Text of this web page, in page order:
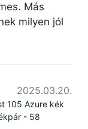
Más
milyen jól
2025.03.20.
105 Azure kék
- 58